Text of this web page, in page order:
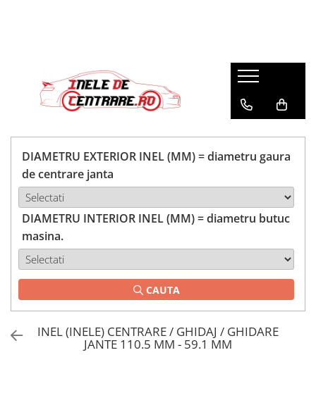
DIAMETRU EXTERIOR INEL (MM) = diametru gaura
de centrare janta
DIAMETRU INTERIOR INEL (MM) = diametru butuc
masina.
CAUTA
INEL (INELE) CENTRARE / GHIDAJ / GHIDARE
JANTE 110.5 MM - 59.1 MM